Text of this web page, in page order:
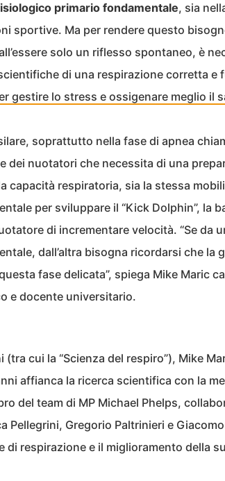
primario fondamentale, sia
sportive. Ma per rendere questo
solo un riflesso spontaneo, è
di una respirazione corretta e
gestire lo stress e ossigenare meglio il
soprattutto nella fase di apnea
dei nuotatori che necessita di una
capacità respiratoria, sia la stessa
per sviluppare il “Kick Dolphin”, la
di incrementare velocità. “Se da
dall’altra bisogna ricordarsi che la
fase delicata”, spiega Mike Maric
e docente universitario.
cui la “Scienza del respiro”), Mike
affianca la ricerca scientifica con la
del team di MP Michael Phelps,
Pellegrini, Gregorio Paltrinieri e
di respirazione e il miglioramento della